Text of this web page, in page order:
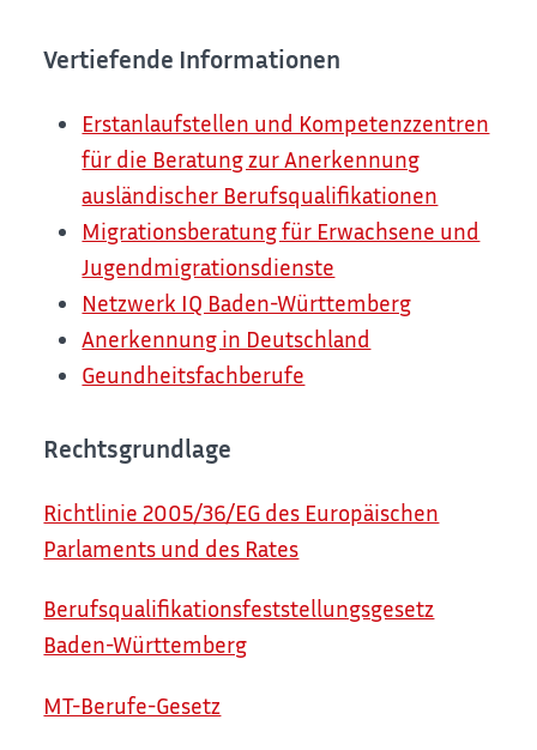
Vertiefende Informationen
Erstanlaufstellen und Kompetenzzentren
für die Beratung zur Anerkennung
ausländischer Berufsqualifikationen
Migrationsberatung für Erwachsene und
Jugendmigrationsdienste
Netzwerk IQ Baden-Württemberg
Anerkennung in Deutschland
Geundheitsfachberufe
Rechtsgrundlage
Richtlinie 2005/36/EG des Europäischen
Parlaments und des Rates
Berufsqualifikationsfeststellungsgesetz
Baden-Württemberg
MT-Berufe-Gesetz